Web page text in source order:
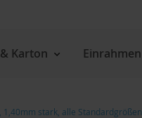
Karton Einrahmen
1,40mm stark, alle Standardgrößen